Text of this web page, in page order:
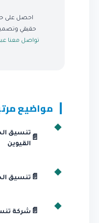
احصل على
حقيقي
تواصل معنا
مواضيع
📄
تنسيق
القيوين
📄 تنسيق
📄 شركة